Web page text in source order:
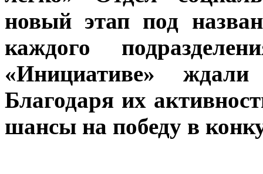
новый этап под
каждого
«Инициативе»
Благодаря их
шансы на победу в